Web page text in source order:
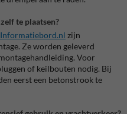
te plaatsen?
Informatiebord.nl zijn
Ze worden geleverd
Voor
of keilbouten nodig. Bij
eerst een betonstrook te